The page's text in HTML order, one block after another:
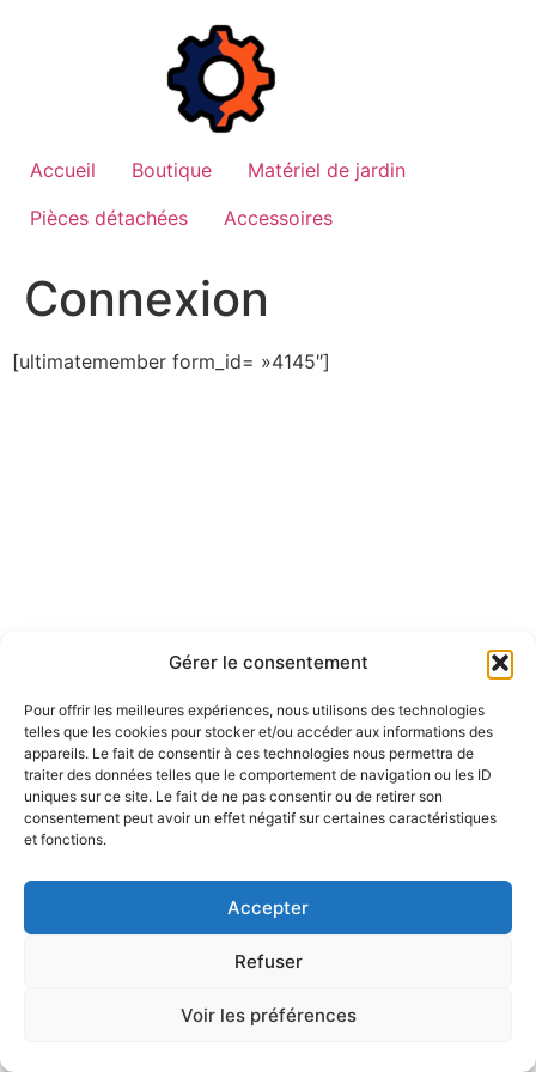
Gérer le consentement
Pour offrir les meilleures expériences, nous utilisons des technologies
telles que les cookies pour stocker et/ou accéder aux informations des
appareils. Le fait de consentir à ces technologies nous permettra de
traiter des données telles que le comportement de navigation ou les ID
uniques sur ce site. Le fait de ne pas consentir ou de retirer son
consentement peut avoir un effet négatif sur certaines caractéristiques
et fonctions.
Accepter
Refuser
Voir les préférences
Accueil Boutique
Matériel de jardin
Pièces détachées
Accessoires
Connexion
[ultimatemember form_id= »4145″]